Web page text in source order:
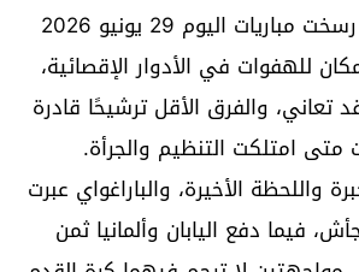
بهاتين النتيجتين، رسخت مباريات اليوم 29 يونيو 2026
للهفوات في الأدوار الإقصائية،
تعاني، والفرق الأقل ترشيحًا قادرة
امتلكت التنظيم والجرأة.
واللحظة الأخيرة، والباراغواي عبرت
فيما دفع اليابان وألمانيا ثمن